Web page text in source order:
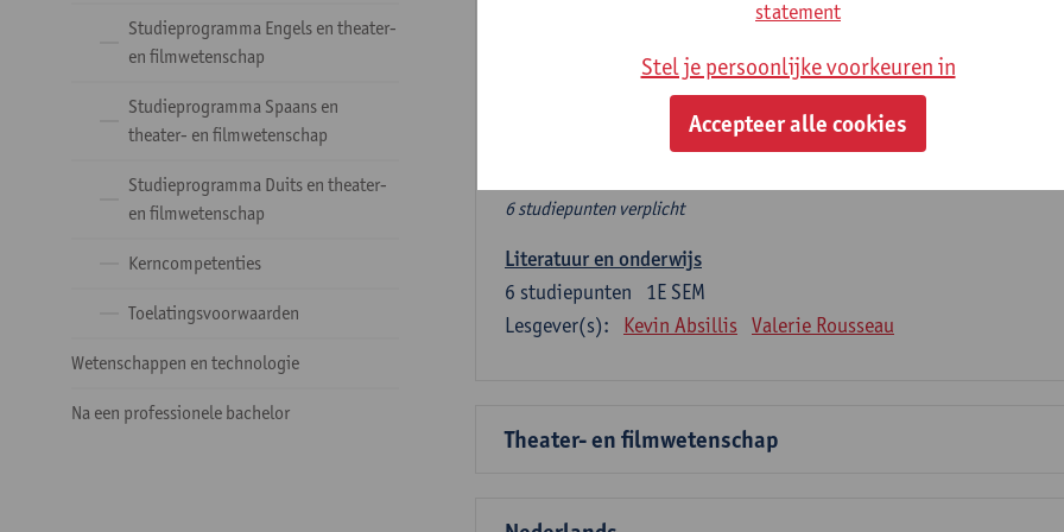
Studieprogramma Engels en theater-
en filmwetenschap
Studieprogramma Spaans en
theater- en filmwetenschap
Studieprogramma Duits en theater-
en filmwetenschap
Kerncompetenties
Toelatingsvoorwaarden
Wetenschappen en technologie
Na een professionele bachelor
Verplicht algemeen opleidingsonderdeel
Deze 6 verplichte studiepunten tellen mee in de
6 studiepunten verplicht
Literatuur en onderwijs
1E SEM
6 studiepunten
Lesgever(s):
Kevin Absillis Valerie Rousseau
Theater- en filmwetenschap
statement
Stel je persoonlijke voorkeuren in
Accepteer alle cookies